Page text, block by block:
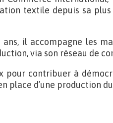
textile depuis sa
il accompagne les
via son réseau de
pour contribuer à
place d’une production